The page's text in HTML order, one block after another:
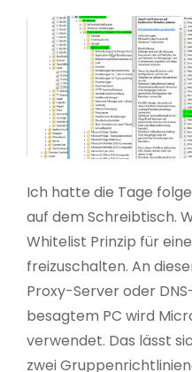
Ich hatte die Tage
auf dem Schreibtisch.
Whitelist Prinzip für
freizuschalten. An
Proxy-Server oder
besagtem PC wird
verwendet. Das lässt
zwei